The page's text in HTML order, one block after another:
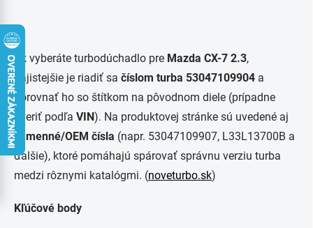
Ak vyberáte turbodúchadlo pre Mazda CX-7 2.3,
najistejšie je riadiť sa číslom turba 53047109904 a
porovnať ho so štítkom na pôvodnom diele (prípadne
overiť podľa VIN). Na produktovej stránke sú uvedené aj
zámenné/OEM čísla (napr. 53047109907, L33L13700B a
ďalšie), ktoré pomáhajú spárovať správnu verziu turba
medzi rôznymi katalógmi. (noveturbo.sk)
Kľúčové body